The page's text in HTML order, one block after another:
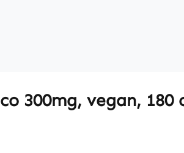
300mg, vegan, 180